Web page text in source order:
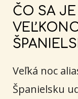
ČO SA
Veľká noc
Španielsku